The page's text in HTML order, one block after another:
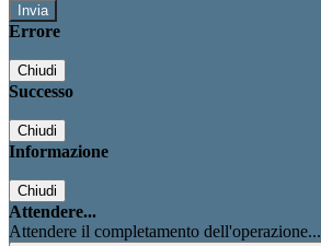
Errore
Chiudi
Successo
Chiudi
Informazione
Chiudi
Attendere...
Attendere il completamento dell'operazione...